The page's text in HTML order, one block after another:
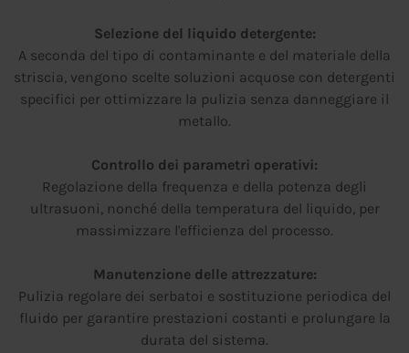
Selezione del liquido detergente:
A seconda del tipo di contaminante e del materiale della
striscia, vengono scelte soluzioni acquose con detergenti
specifici per ottimizzare la pulizia senza danneggiare il
metallo.
Controllo dei parametri operativi:
Regolazione della frequenza e della potenza degli
ultrasuoni, nonché della temperatura del liquido, per
massimizzare l'efficienza del processo.
Manutenzione delle attrezzature:
Pulizia regolare dei serbatoi e sostituzione periodica del
fluido per garantire prestazioni costanti e prolungare la
durata del sistema.